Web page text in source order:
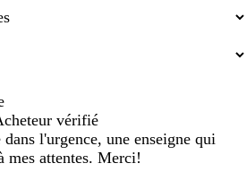
vérifié
l'urgence, une enseigne qui
mes attentes. Merci!